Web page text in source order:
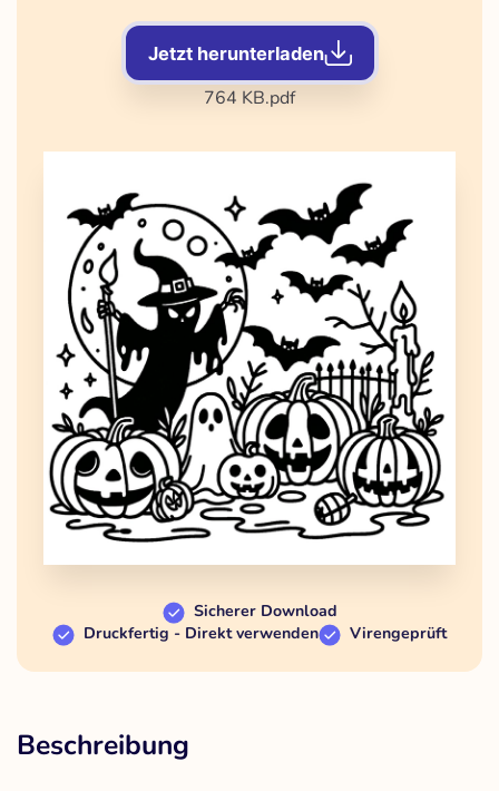
Jetzt herunterladen
764 KB.pdf
Sicherer Download
Druckfertig - Direkt verwenden
Virengeprüft
Beschreibung